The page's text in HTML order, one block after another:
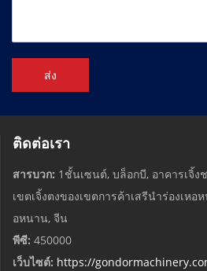
ส่ง
ติดต่อเรา
สารบวก: 1ชั้นเซนต์, บล็อกบี, อาคารเจิ้
เขตเจิ้งตงของเขตการค้าเสรีนำร่องเห
อหนาน, จีน
พีซี: 450000
เว็บไซต์: https://